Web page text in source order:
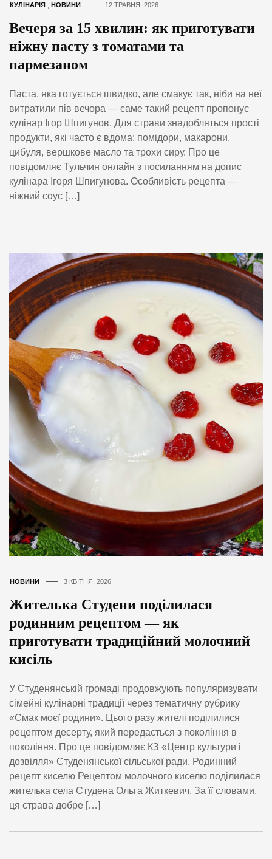
КУЛІНАРІЯ НОВИНИ 12 ТРАВНЯ, 2026
Вечеря за 15 хвилин: як приготувати
ніжну пасту з томатами та
пармезаном
Паста, яка готується швидко, але смакує так, ніби на неї
витратили пів вечора — саме такий рецепт пропонує
кулінар Ігор Шпигунов. Для страви знадобляться прості
продукти, які часто є вдома: помідори, макарони,
цибуля, вершкове масло та трохи сиру. Про це
повідомляє Тульчин онлайн з посиланням на допис
кулінара Ігоря Шпигунова. Особливість рецепта —
ніжний соус […]
НОВИНИ 3 КВІТНЯ, 2026
Жителька Студени поділилася
родинним рецептом — як
приготувати традиційний молочний
кисіль
У Студенянській громаді продовжують популяризувати
сімейні кулінарні традиції через тематичну рубрику
«Смак моєї родини». Цього разу жителі поділилися
рецептом десерту, який передається з покоління в
покоління. Про це повідомляє КЗ «Центр культури і
дозвілля» Студенянської сільської ради. Родинний
рецепт киселю Рецептом молочного киселю поділилася
жителька села Студена Ольга Житкевич. За її словами,
ця страва добре […]